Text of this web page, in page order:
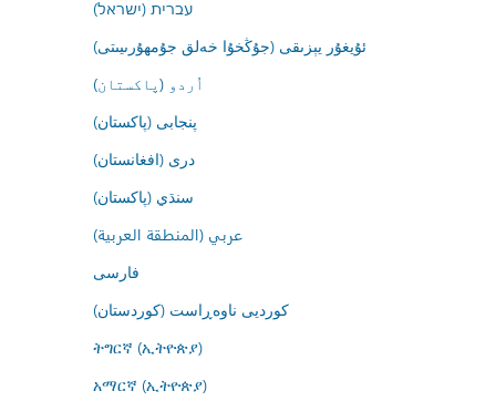
עברית (ישראל)
ئۇيغۇر يېزىقى (جۇڭخۇا خەلق جۇمھۇرىيىتى)
اُردو (پاکستان)
پنجابی (پاکستان)
درى (افغانستان)
سنڌي (پاکستان)
عربي (المنطقة العربية)
فارسى
کوردیی ناوەڕاست (کوردستان)
ትግርኛ (ኢትዮጵያ)
አማርኛ (ኢትዮጵያ)